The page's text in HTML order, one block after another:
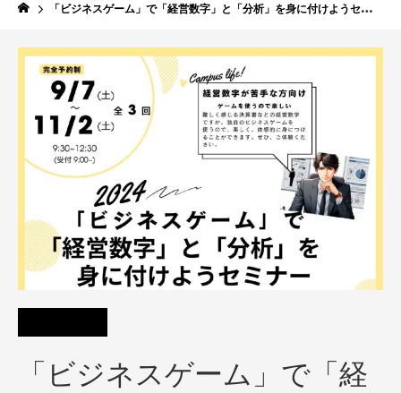
「ビジネスゲーム」で「経営数字」と「分析」を身に付けようセミナー​
「ビジネスゲーム」で「経